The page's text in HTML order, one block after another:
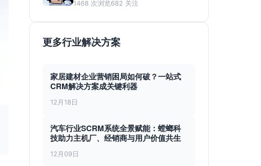
1468 次浏览682 关注
更多行业解决方案
家居建材企业营销困局如何破？一站式
CRM解决方案成关键利器
12月18日
汽车行业SCRM系统全景赋能：螳螂科
技助力主机厂、经销商与用户价值共生
12月09日